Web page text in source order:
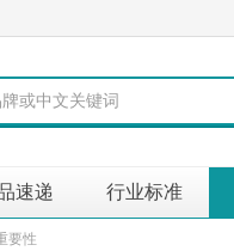
速递 行业标准
要性